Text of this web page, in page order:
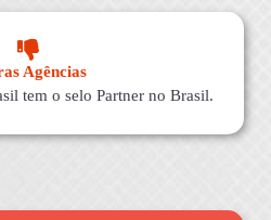
Agências
tem o selo Partner no Brasil.